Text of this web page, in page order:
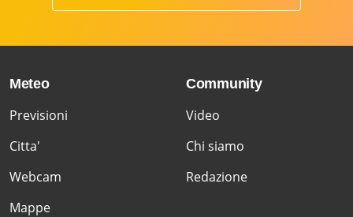
Meteo
Previsioni
Citta'
Webcam
Mappe
Community
Video
Chi siamo
Redazione